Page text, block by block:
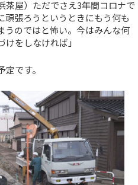
茶屋）ただでさえ3年間コロナで
頑張ろうというときにもう何も
うのではと怖い。今はみんな何
をしなければ」
です。